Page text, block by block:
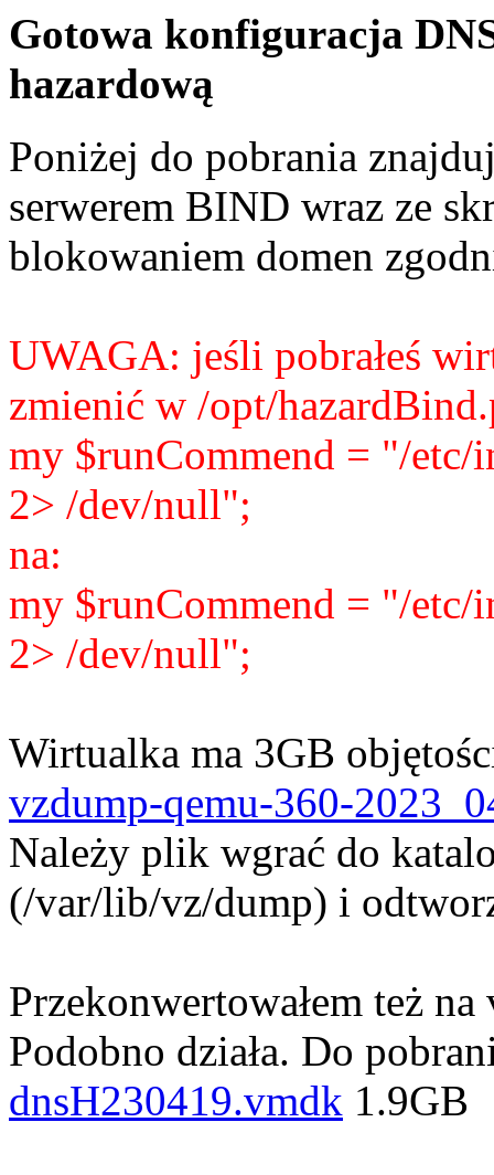
Gotowa konfiguracja
hazardową
Poniżej do pobrania
serwerem BIND wraz ze
blokowaniem domen
UWAGA: jeśli pobrałeś
zmienić w /opt/
my $runCommend = "/
2> /dev/null";
na:
my $runCommend = "/
2> /dev/null";
Wirtualka ma 3GB
vzdump-qemu-360-
Należy plik wgrać do
(/var/lib/vz/dump) i
Przekonwertowałem też
Podobno działa. Do
dnsH230419.vmdk 1.9GB